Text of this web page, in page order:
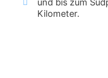
und bis zum
Kilometer.